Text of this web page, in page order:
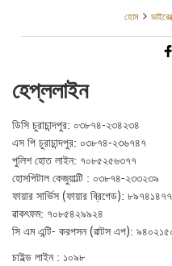
হোম
হেপ্ললাইন
ডিসি চুরাচান্দপুর: ০৩৮৭৪-২৩৪২৩৪
এস পি চুরাচান্দপুর: ০৩৮৭৪-২৩৬৭৪৭
পুলিশ হোত লাইন: ৭০৮৫২৫৬৩৭৭
হোসপিটাল কেজুয়াল্টি : ০৩৮৭৪-২৩৩২৩৯
ফায়ার সার্ভিস (ফায়ার ব্রিগেড):
ৱাকৎফম: ৭০৮৫৪২৯৯২৪
সি এম এন্টি- করপসন (ৱাটস এপ):
চাইল্ড লাইন : ১০৯৮